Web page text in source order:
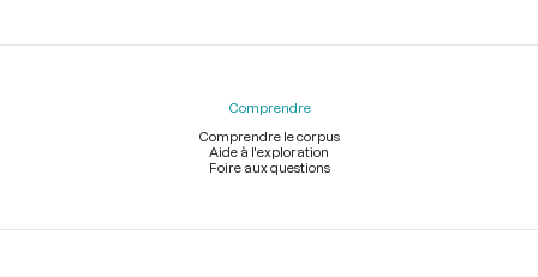
Comprendre
Comprendre le corpus
Aide à l'exploration
Foire aux questions